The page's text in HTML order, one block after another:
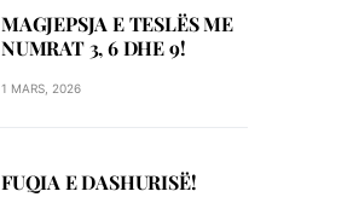
MAGJEPSJA E TESLËS ME
NUMRAT 3, 6 DHE 9!
1 MARS, 2026
FUQIA E DASHURISË!